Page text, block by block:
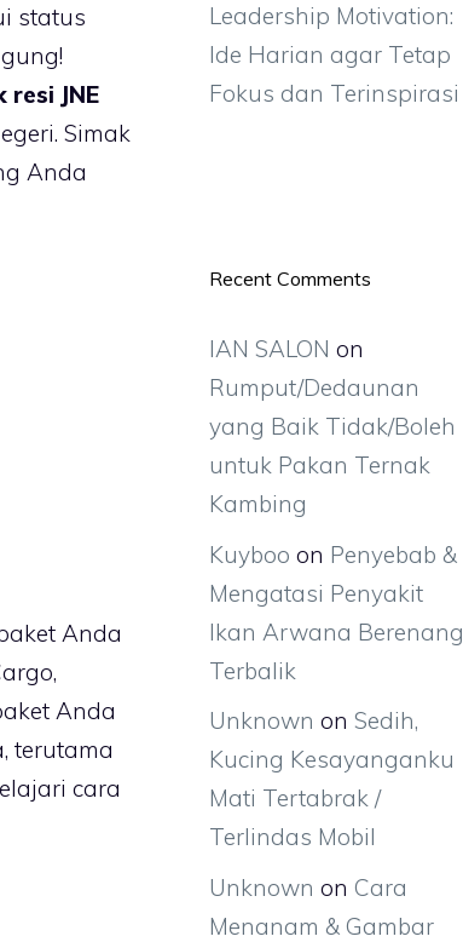
status
resi JNE
Simak
Anda
Anda
Anda
terutama
cara
Leadership Motivation:
Ide Harian agar Tetap
Fokus dan Terinspirasi
Recent Comments
IAN SALON on
Rumput/Dedaunan
yang Baik Tidak/Boleh
untuk Pakan Ternak
Kambing
Kuyboo on Penyebab &
Mengatasi Penyakit
Ikan Arwana Berenang
Terbalik
Unknown on Sedih,
Kucing Kesayanganku
Mati Tertabrak /
Terlindas Mobil
Unknown on Cara
Menanam & Gambar